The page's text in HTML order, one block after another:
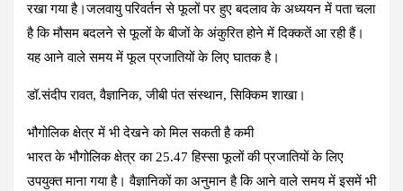
रखा गया है।जलवायु परिवर्तन से फूलों पर हुए बदलाव के अध्ययन में पता चला
है कि मौसम बदलने से फूलों के बीजों के अंकुरित होने में दिक्कतें आ रही हैं।
यह आने वाले समय में फूल प्रजातियों के लिए घातक है।
डॉ.संदीप रावत, वैज्ञानिक, जीबी पंत संस्थान, सिक्किम शाखा।
भौगोलिक क्षेत्र में भी देखने को मिल सकती है कमी
भारत के भौगोलिक क्षेत्र का 25.47 हिस्सा फूलों की प्रजातियों के लिए
उपयुक्त माना गया है। वैज्ञानिकों का अनुमान है कि आने वाले समय में इसमें भी